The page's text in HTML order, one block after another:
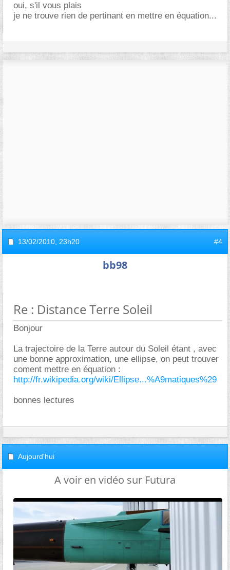
oui, s'il vous plais
je ne trouve rien de pertinant en mettre en équation...
13/02/2010, 23h20 #4
bb98
Re : Distance Terre Soleil
Bonjour
La trajectoire de la Terre autour du Soleil étant , avec
une bonne approximation, une ellipse, on peut trouver
coment mettre en équation :
http://fr.wikipedia.org/wiki/Ellipse...%A9matiques%29
bonnes lectures
Aujourd'hui
A voir en vidéo sur Futura